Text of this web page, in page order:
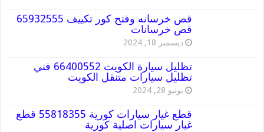
قص خرسانه وفتح كور تكييف 65932555
قص خرسانات
ديسمبر 18, 2024
تظليل سيارة الكويت 66400552 فني
تظليل سيارات متنقل الكويت
يونيو 28, 2024
قطع غيار سيارات كورية 55818355 قطع
غيار سيارات اصلية كورية